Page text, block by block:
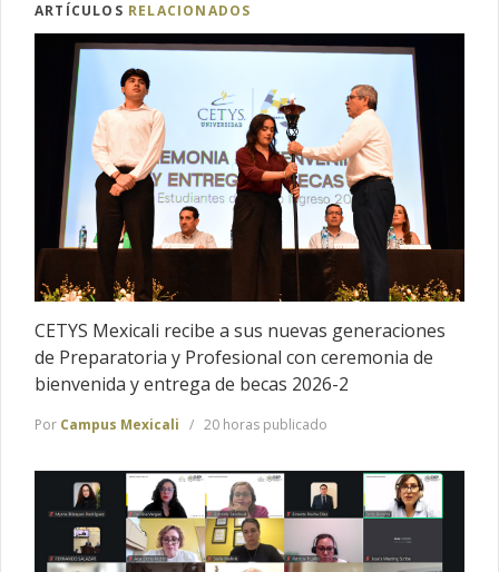
ARTÍCULOS RELACIONADOS
CETYS Mexicali recibe a sus nuevas generaciones
de Preparatoria y Profesional con ceremonia de
bienvenida y entrega de becas 2026-2
Por Campus Mexicali 20 horas publicado